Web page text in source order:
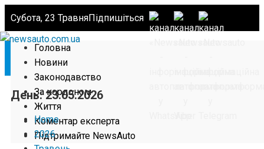
Субота, 23 ТравняПідпишіться
Головна
Новини
Законодавство
За кордоном
Життя
Коментар експерта
Підтримайте NewsAuto
День:23.05.2026
Home
2026